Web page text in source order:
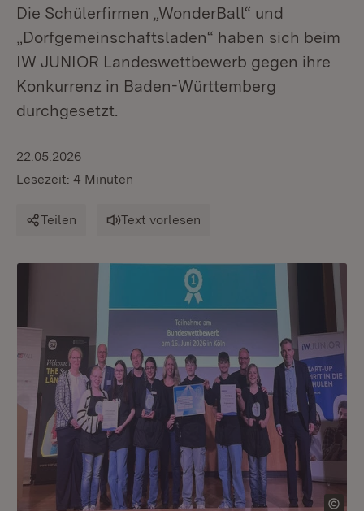
Die Schülerfirmen „WonderBall“ und
„Dorfgemeinschaftsladen“ haben sich beim
IW JUNIOR Landeswettbewerb gegen ihre
Konkurrenz in Baden-Württemberg
durchgesetzt.
22.05.2026
Lesezeit: 4 Minuten
Teilen Text vorlesen